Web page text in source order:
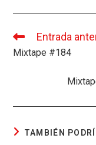
o
o
k
A
p
Leer
artículos
Entrada
Mixtape #184
TAMBIÉN